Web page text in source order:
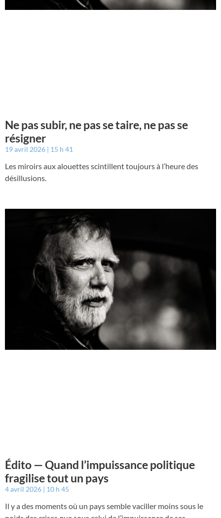
Ne pas subir, ne pas se taire, ne pas se
résigner
19 avril 2026 15 h 41
Les miroirs aux alouettes scintillent toujours à l’heure des
désillusions.
Édito — Quand l’impuissance politique
fragilise tout un pays
4 avril 2026 10 h 45
Il y a des moments où un pays semble vaciller moins sous le